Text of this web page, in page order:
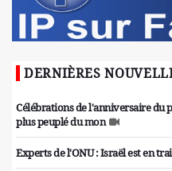
DERNIÈRES
Célébrations de l'anniversaire du
plus peuplé du mon
Experts de l'ONU : Israël est en